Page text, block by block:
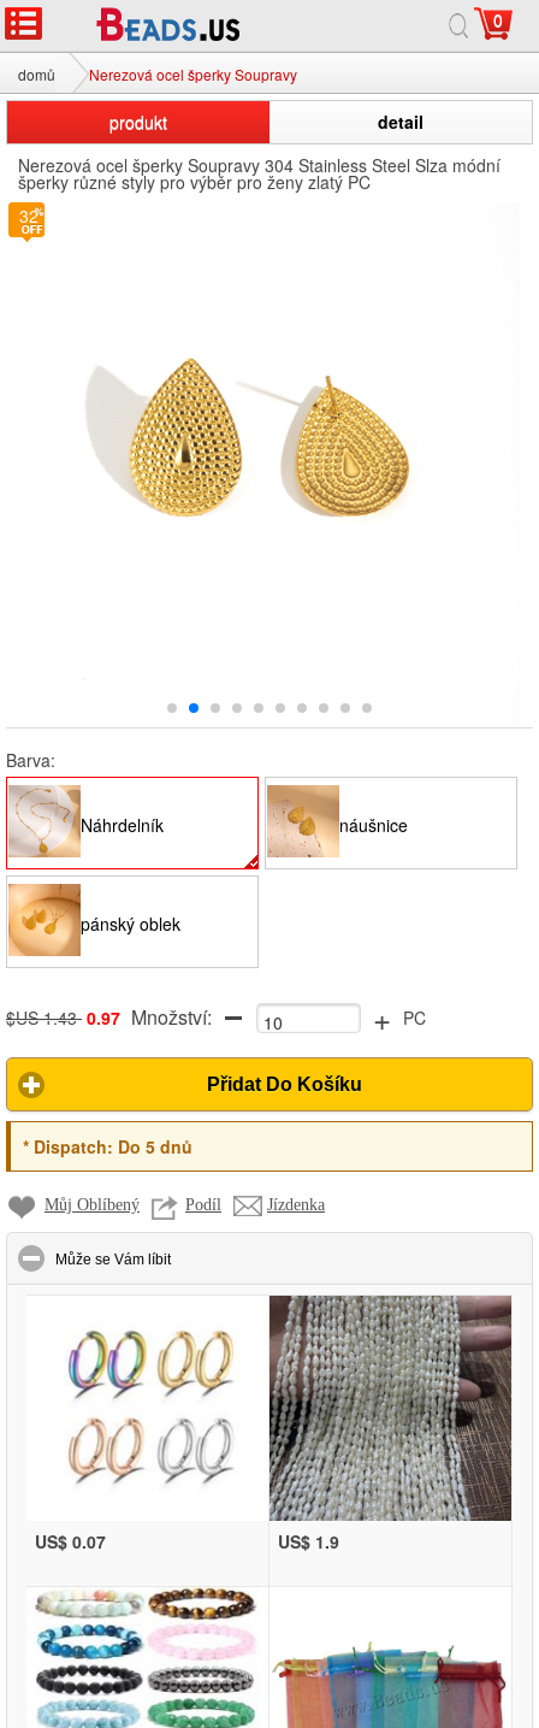
0
domů Nerezová ocel šperky Soupravy
produkt
detail
Nerezová ocel šperky Soupravy 304 Stainless Steel Slza módní
šperky různé styly pro výběr pro ženy zlatý PC
32
Barva:
Náhrdelník náušnice
pánský oblek
$US 1.43 0.97 Množství: + PC
Přidat Do Košíku
*Dispatch: Do 5 dnů
Můj Oblíbený Podíl Jízdenka
Může se Vám líbitclick to collapse contents
US$ 0.07 US$ 1.9